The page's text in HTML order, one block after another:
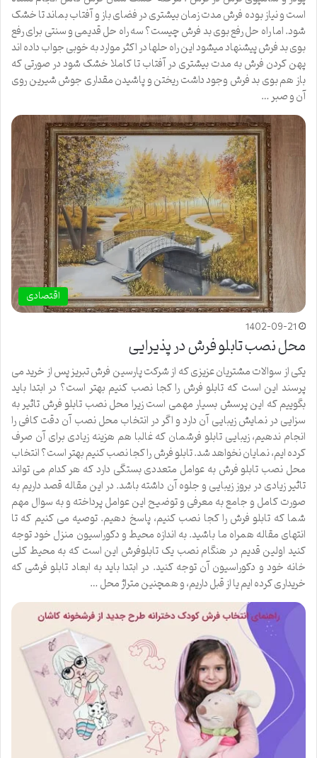
است و نیاز بوده فرش مدت زمان بیشتری در فضای باز و آفتاب بماند تا خشک
شود. اما راه حل رفع بوی بد فرش چیست؟ سه راه حل قدیمی و سنتی برای رفع
بوی بد فرش پیشنهاد میشود این راه حلها در اکثر موارد به خوبی جواب داده اند
پهن کردن فرش به مدت بیشتری در آفتاب تا کاملا خشک شود در صورتی که
باز هم بوی بد فرش وجود داشت ریختن و پاشیدن مقداری جوش شیرین روی
آن و صبر …
اقتصادی
1402-09-21
محل نصب تابلو فرش در پذیرایی
یکی از سوالات مشتریان عزیزی که از شرکت پارسین فرش تبریز پس از خرید می
پرسند این است که تابلو فرش را کجا نصب کنیم بهتر است؟ در ابتدا باید
بگوییم که این پرسش بسیار مهمی است زیرا محل نصب تابلو فرش تاثیر به
سزایی در نمایش زیبایی آن دارد و اگر در انتخاب محل نصب آن دقت کافی را
انجام ندهیم، زیبایی تابلو فرشمان که غالبا هم هزینه زیادی برای آن صرف
کرده ایم، نمایان نخواهد شد. تابلو فرش را کجا نصب کنیم بهتر است؟ انتخاب
محل نصب تابلو فرش به عوامل متعددی بستگی دارد که هر کدام می تواند
تاثیر زیادی در بروز زیبایی و جلوه آن داشته باشد. در این مقاله قصد داریم به
صورت کامل و جامع به معرفی و توضیح این عوامل پرداخته و به سوال مهم
شما که تابلو فرش را کجا نصب کنیم، پاسخ دهیم. توصیه می کنیم که تا
انتهای مقاله همراه ما باشید. به اندازه محیط و دکوراسیون منزل خود توجه
کنید اولین قدیم در هنگام نصب یک تابلوفرش این است که به محیط کلی
خانه خود و دکوراسیون آن توجه کنید. در ابتدا باید به ابعاد تابلو فرشی که
خریداری کرده ایم یا از قبل داریم، و همچنین متراژ محل …